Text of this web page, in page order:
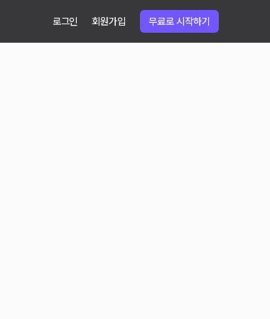
로그인 회원가입 무료로 시작하기